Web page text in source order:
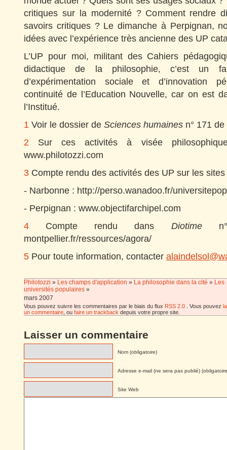
critiques sur la modernité ? Comment rendre
savoirs critiques ? Le dimanche à Perpignan,
idées avec l’expérience très ancienne des UP
L’UP pour moi, militant des Cahiers
didactique de la philosophie, c’est un
d’expérimentation sociale et d’innovation
continuité de l’Education Nouvelle, car on est
l’Institué.
1 Voir le dossier de Sciences humaines n° 171
2 Sur ces activités à visée
www.philotozzi.com
3 Compte rendu des activités des UP sur les sites
- Narbonne : http://perso.wanadoo.fr/
- Perpignan : www.objectifarchipel.com
4 Compte rendu dans Diotime
montpellier.fr/ressources/agora/
5 Pour toute information, contacter
Philotozzi » Les champs d'application » La philosophie dans la cité » Les
universités populaires »
mars 2007
Vous pouvez suivre les commentaires par le biais du flux RSS 2.0 . Vous pouvez
un commentaire , ou faire un trackback depuis votre propre site.
Laisser un commentaire
Nom (obligatoire)
Adresse e-mail (ne sera pas publié)
Site Web